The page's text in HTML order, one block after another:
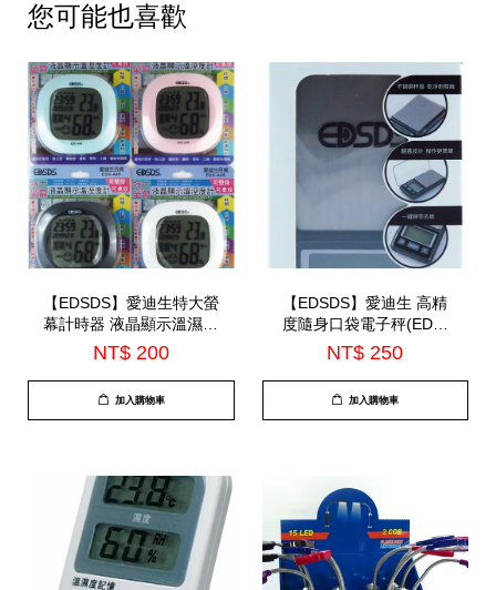
您可能也喜歡
【EDSDS】愛迪生特大螢
幕計時器 液晶顯示溫濕度
計 可掛壁可桌放(EDS-
A49)*顏色隨機出*
NT$ 200
加入購物車
【EDSDS】愛迪生 高精
度隨身口袋電子秤(EDS-
H120)
NT$ 250
加入購物車